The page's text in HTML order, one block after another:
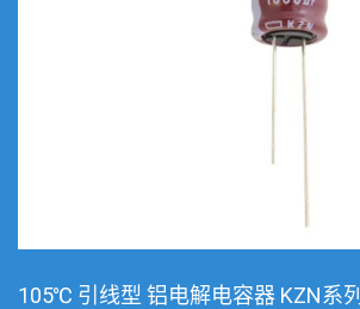
105℃ 引线型 铝电解电容器 KZN系列